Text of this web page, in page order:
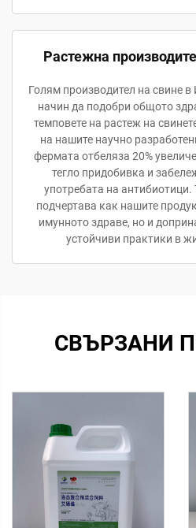
Растежна
Голям производител на свине
начин да подобри общото
темповете на растеж на
на нашите научно
фермата отбеляза 20%
тегло придобивка и
употребата на
подчертава как нашите
имунното здраве, но и
устойчиви практики в
СВЪРЗАНИ